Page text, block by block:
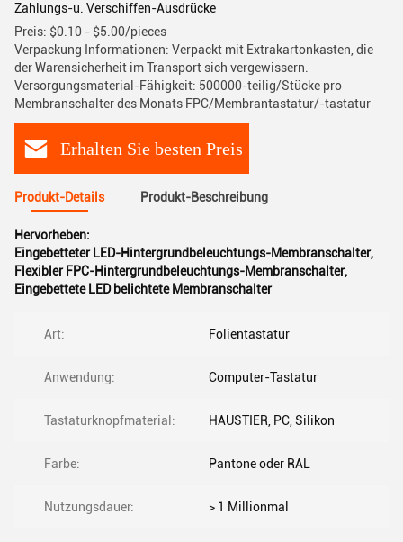
Zahlungs-u. Verschiffen-Ausdrücke
Preis: $0.10 - $5.00/pieces
Verpackung Informationen: Verpackt mit Extrakartonkasten, die
der Warensicherheit im Transport sich vergewissern.
Versorgungsmaterial-Fähigkeit: 500000-teilig/Stücke pro
Membranschalter des Monats FPC/Membrantastatur/-tastatur
Erhalten Sie besten Preis
Produkt-Details Produkt-Beschreibung
Hervorheben:
Eingebetteter LED-Hintergrundbeleuchtungs-Membranschalter,
Flexibler FPC-Hintergrundbeleuchtungs-Membranschalter,
Eingebettete LED belichtete Membranschalter
Art: Folientastatur
Anwendung: Computer-Tastatur
Tastaturknopfmaterial: HAUSTIER, PC, Silikon
Farbe: Pantone oder RAL
Nutzungsdauer: > 1 Millionmal